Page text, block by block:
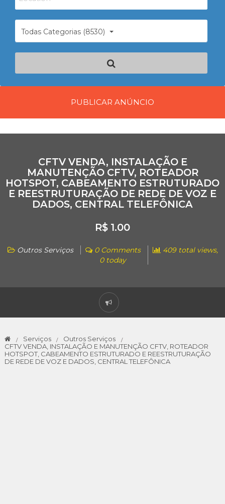
Todas Categorias (8530)
PUBLICAR ANÚNCIO
CFTV VENDA, INSTALAÇÃO E
MANUTENÇÃO CFTV, ROTEADOR
HOTSPOT, CABEAMENTO ESTRUTURADO
E REESTRUTURAÇÃO DE REDE DE VOZ E
DADOS, CENTRAL TELEFÔNICA
R$ 1.00
Outros Serviços 0 Comments
409 total views,
0 today
Serviços
Outros Serviços
CFTV VENDA, INSTALAÇÃO E MANUTENÇÃO CFTV, ROTEADOR
HOTSPOT, CABEAMENTO ESTRUTURADO E REESTRUTURAÇÃO
DE REDE DE VOZ E DADOS, CENTRAL TELEFÔNICA